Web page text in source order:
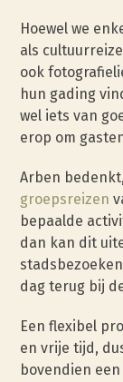
Hoewel we
als
ook
hun gading
wel iets van
erop om
Arben
groepsreizen
bepaalde
dan kan dit
dag terug bij
Een flexibel
en vrije tijd,
bovendien